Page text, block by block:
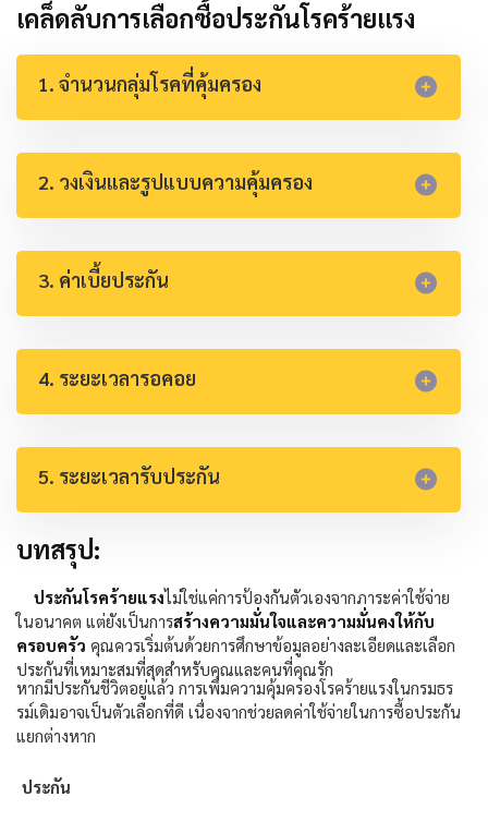
เคล็ดลับการเลือกซื้อประกันโรคร้ายแรง
1. จำนวนกลุ่มโรคที่คุ้มครอง
2. วงเงินและรูปแบบความคุ้มครอง
3. ค่าเบี้ยประกัน
4. ระยะเวลารอคอย
5. ระยะเวลารับประกัน
บทสรุป:
ประกันโรคร้ายแรงไม่ใช่แค่การป้องกันตัวเองจากภาระค่าใช้จ่าย
ในอนาคต แต่ยังเป็นการสร้างความมั่นใจและความมั่นคงให้กับ
ครอบครัว คุณควรเริ่มต้นด้วยการศึกษาข้อมูลอย่างละเอียดและเลือก
ประกันที่เหมาะสมที่สุดสำหรับคุณและคนที่คุณรัก
หากมีประกันชีวิตอยู่แล้ว การเพิ่มความคุ้มครองโรคร้ายแรงในกรมธร
รม์เดิมอาจเป็นตัวเลือกที่ดี เนื่องจากช่วยลดค่าใช้จ่ายในการซื้อประกัน
แยกต่างหาก
ประกัน